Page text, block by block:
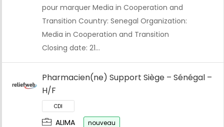
pour marquer Media in Cooperation and
Transition Country: Senegal Organization:
Media in Cooperation and Transition
Closing date: 21…
Pharmacien(ne) Support Siège – Sénégal –
H/F
ALIMA nouveau